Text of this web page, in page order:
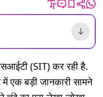
(SIT) कर रही है.
एक बड़ी जानकारी सामने